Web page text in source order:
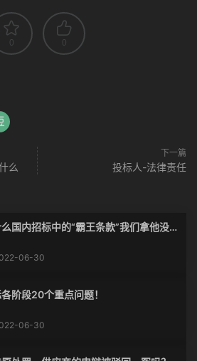
0 0
么
下一篇
投标人-法律责任
国内招标中的“霸王条款”我们拿他没脾
06-30
阶段20个重点问题！
06-30